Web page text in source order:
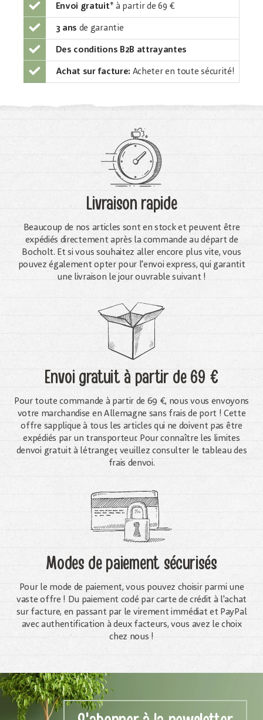
Envoi gratuit* à partir de 69 €
3 ans de garantie
Des conditions B2B attrayantes
Achat sur facture: Acheter en toute sécurité!
Livraison rapide
Beaucoup de nos articles sont en stock et peuvent être
expédiés directement après la commande au départ de
Bocholt. Et si vous souhaitez aller encore plus vite, vous
pouvez également opter pour l'envoi express, qui garantit
une livraison le jour ouvrable suivant !
Envoi gratuità partir de 69 €
Pour toute commande à partir de 69 €, nous vous envoyons
votre marchandise en Allemagne sans frais de port ! Cette
offre sapplique à tous les articles qui ne doivent pas être
expédiés par un transporteur. Pour connaître les limites
denvoi gratuit à létranger, veuillez consulter le tableau des
frais denvoi.
Modes de paiement sécurisés
Pour le mode de paiement, vous pouvez choisir parmi une
vaste offre ! Du paiement codé par carte de crédit à l'achat
sur facture, en passant par le virement immédiat et PayPal
avec authentification à deux facteurs, vous avez le choix
chez nous !